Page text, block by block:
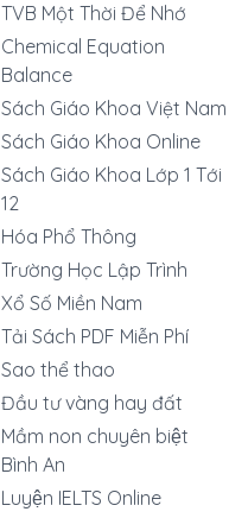
TVB Một Thời Để Nhớ
Chemical Equation
Balance
Sách Giáo Khoa Việt Nam
Sách Giáo Khoa Online
Sách Giáo Khoa Lớp 1 Tới
12
Hóa Phổ Thông
Trường Học Lập Trình
Xổ Số Miền Nam
Tải Sách PDF Miễn Phí
Sao thể thao
Đầu tư vàng hay đất
Mầm non chuyên biệt
Bình An
Luyện IELTS Online